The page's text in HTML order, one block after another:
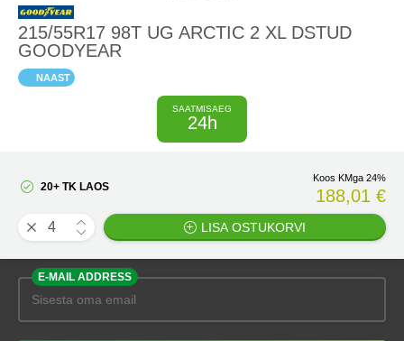
215/55R17 98T UG ARCTIC 2 XL DSTUD
GOODYEAR
NAAST
SAATMISAEG
24h
20+ TK LAOS
Koos KMga 24%
188,01 €
LISA OSTUKORVI
E-MAIL ADDRESS